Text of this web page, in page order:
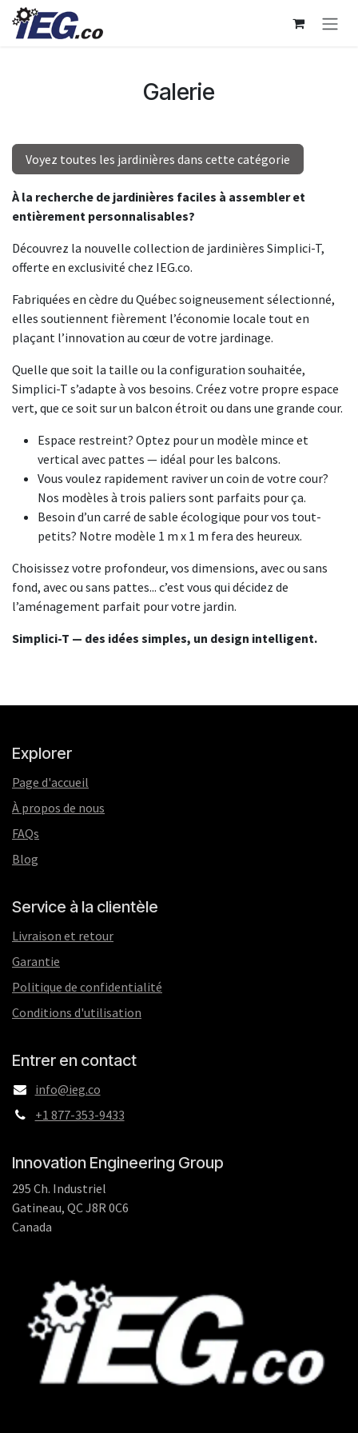
Se rendre au contenu
Galerie
Voyez toutes les jardinières dans cette catégorie
À la recherche de jardinières faciles à assembler et
entièrement personnalisables?
Découvrez la nouvelle collection de jardinières Simplici-T,
offerte en exclusivité chez IEG.co.​
Fabriquées en cèdre du Québec soigneusement sélectionné,
elles soutiennent fièrement l’économie locale tout en
plaçant l’innovation au cœur de votre jardinage.
Quelle que soit la taille ou la configuration souhaitée,
Simplici-T s’adapte à vos besoins. Créez votre propre espace
vert, que ce soit sur un balcon étroit ou dans une grande cour.
Espace restreint? Optez pour un modèle mince et
vertical avec pattes — idéal pour les balcons.
Vous voulez rapidement raviver un coin de votre cour?
Nos modèles à trois paliers sont parfaits pour ça.
Besoin d’un carré de sable écologique pour vos tout-
petits? Notre modèle 1 m x 1 m fera des heureux.
Choisissez votre profondeur, vos dimensions, avec ou sans
fond, avec ou sans pattes... c’est vous qui décidez de
l’aménagement parfait pour votre jardin.
Simplici-T — des idées simples, un design intelligent.
Explorer
Page d'accueil
À propos de nous
FAQs
Blog
Service à la clientèle
Livraison et retour
Garantie
Politique de confidentialité
Conditions d'utilisation
Entrer en contact
info@ieg.co
+1 877-353-9433
Innovation Engineering Group
295 Ch. Industriel
Gatineau, QC J8R 0C6
Canada